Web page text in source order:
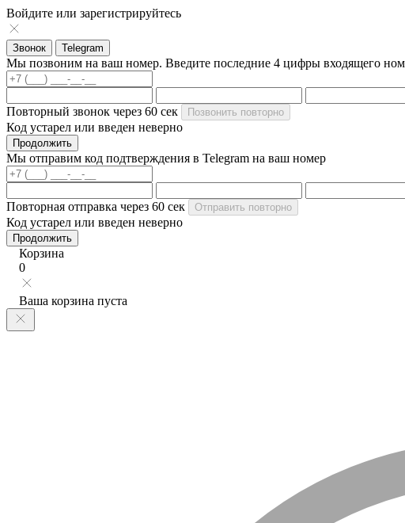
Войдите или зарегистрируйтесь
Звонок Telegram
Мы позвоним на ваш номер. Введите последние 4 цифры входящего
Повторный звонок через 60 сек Позвонить повторно
Код устарел или введен неверно
Продолжить
Мы отправим код подтверждения в Telegram на ваш номер
Повторная отправка через 60 сек Отправить повторно
Код устарел или введен неверно
Продолжить
Корзина
0
Ваша корзина пуста